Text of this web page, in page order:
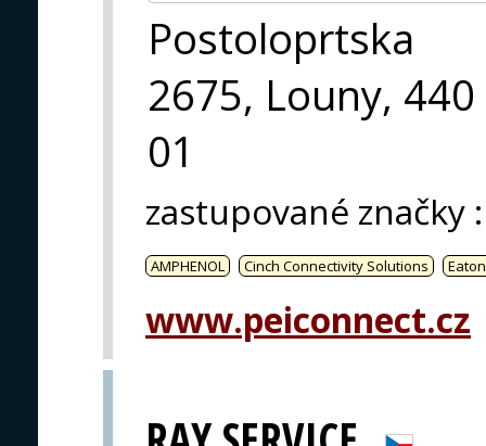
Postoloprtska
2675, Louny, 440
01
zastupované značky :
AMPHENOL Cinch Connectivity Solutions
www.peiconnect.cz